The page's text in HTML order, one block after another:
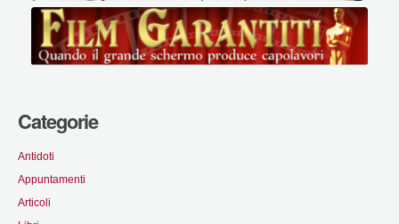
Categorie
Antidoti
Appuntamenti
Articoli